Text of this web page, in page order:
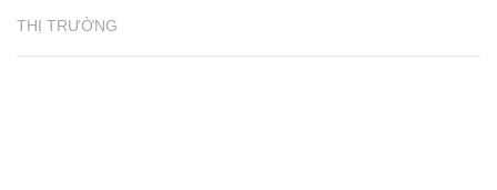
THỊ TRƯỜNG